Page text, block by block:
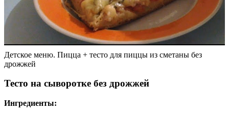
Детское меню. Пицца + тесто для пиццы из сметаны без
дрожжей
Тесто на сыворотке без дрожжей
Ингредиенты: